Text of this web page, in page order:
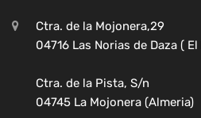
Ctra. de la Mojonera,29
04716 Las Norias de Daza (
Ctra. de la Pista, S/n
04745 La Mojonera (Almeria)